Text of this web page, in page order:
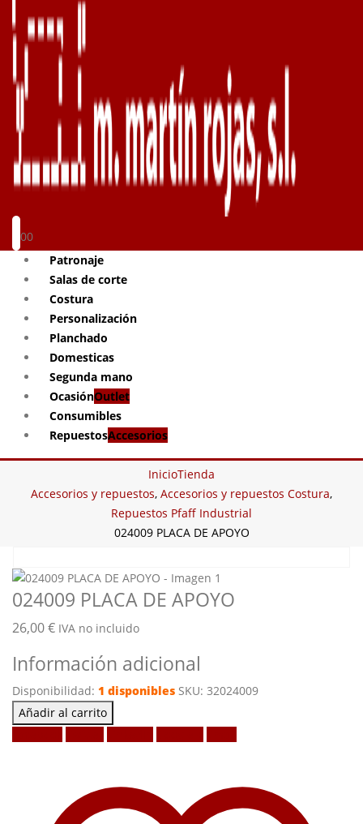
00
Patronaje
Salas de corte
Costura
Personalización
Planchado
Domesticas
Segunda mano
OcasiónOutlet
Consumibles
RepuestosAccesorios
InicioTienda
Accesorios y repuestos, Accesorios y repuestos Costura,
Repuestos Pfaff Industrial
024009 PLACA DE APOYO
024009 PLACA DE APOYO
26,00€ IVA no incluido
Información adicional
Disponibilidad: 1 disponibles SKU: 32024009
Añadir al carrito